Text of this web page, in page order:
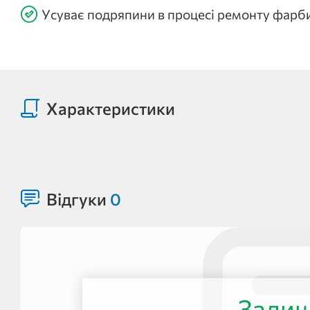
Усуває подряпини в процесі ремонту
Характеристики
Відгуки 0